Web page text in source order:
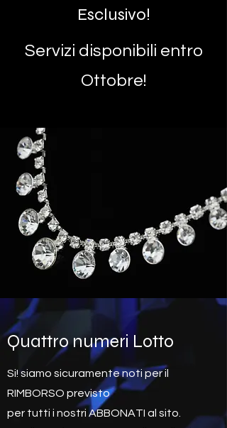
Esclusivo!
Servizi disponibili entro
Ottobre!
Quattro numeri Lotto
Si! siamo sicuramente noti per il
RIMBORSO previsto
per tutti i nostri ABBONATI al sito.